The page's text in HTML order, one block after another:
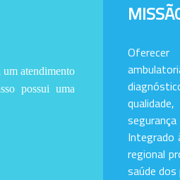
atendimento
possui uma
Integrado
regional
saúde dos